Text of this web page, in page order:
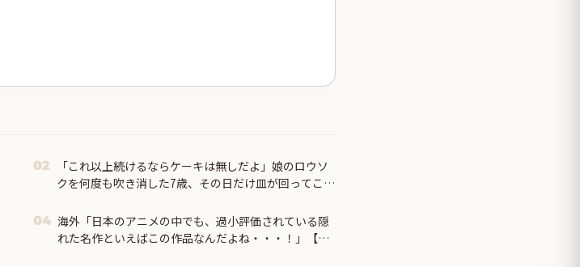
02
「これ以上続けるならケーキは無しだよ」娘のロウソ
クを何度も吹き消した7歳、その日だけ皿が回ってこな
04 海外「日本のアニメの中でも、過小評価されている隠
れた名作といえばこの作品なんだよね・・・！」【海